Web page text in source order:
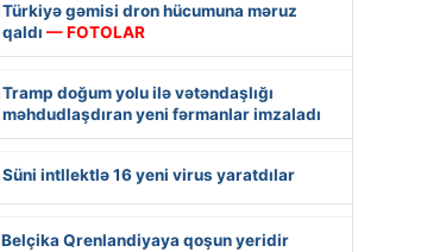
Türkiyə gəmisi dron hücumuna məruz
qaldı — FOTOLAR
Tramp doğum yolu ilə vətəndaşlığı
məhdudlaşdıran yeni fərmanlar imzaladı
Süni intllektlə 16 yeni virus yaratdılar
Belçika Qrenlandiyaya qoşun yeridir